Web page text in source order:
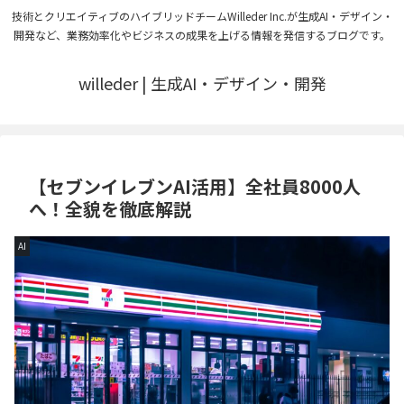
技術とクリエイティブのハイブリッドチームWilleder Inc.が生成AI・デザイン・
開発など、業務効率化やビジネスの成果を上げる情報を発信するブログです。
willeder | 生成AI・デザイン・開発
【セブンイレブンAI活用】全社員8000人
へ！全貌を徹底解説
AI